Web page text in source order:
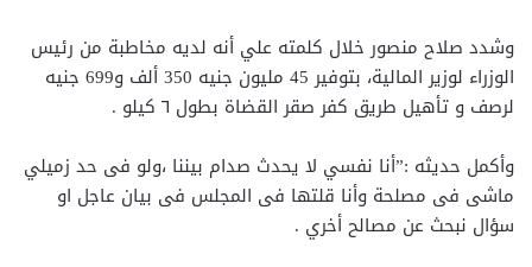
وشدد صلاح منصور خلال كلمته علي أنه لديه مخاطبة من رئيس
الوزراء لوزير المالية، بتوفير 45 مليون جنيه 350 ألف و699 جنيه
لرصف و تأهيل طريق كفر صقر القضاة بطول ٦ كيلو .
وأكمل حديثه :”أنا نفسي لا يحدث صدام بيننا ،ولو فى حد زميلي
ماشى فى مصلحة وأنا قلتها فى المجلس فى بيان عاجل او
سؤال نبحث عن مصالح أخري .